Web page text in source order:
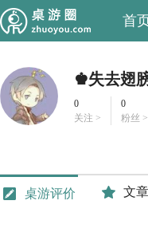
首
♚失去翅
0
关注 >
0
粉丝 >
桌游评价 文